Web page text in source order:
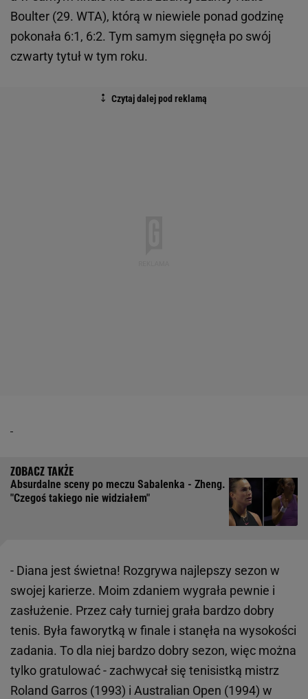
Boulter (29. WTA), którą w niewiele ponad godzinę
pokonała 6:1, 6:2. Tym samym sięgnęła po swój
czwarty tytuł w tym roku.
Absurdalne sceny po meczu Sabalenka - Zheng.
"Czegoś takiego nie widziałem"
- Diana jest świetna! Rozgrywa najlepszy sezon w
swojej karierze. Moim zdaniem wygrała pewnie i
zasłużenie. Przez cały turniej grała bardzo dobry
tenis. Była faworytką w finale i stanęła na wysokości
zadania. To dla niej bardzo dobry sezon, więc można
tylko gratulować - zachwycał się tenisistką mistrz
Roland Garros (1993) i Australian Open (1994) w